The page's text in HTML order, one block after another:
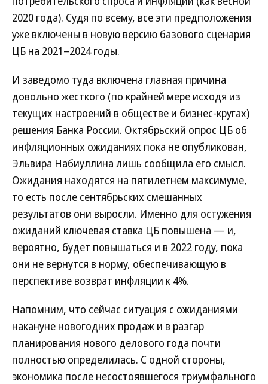
2020 года). Судя по всему, все эти предположения
уже включены в новую версию базового сценария
ЦБ на 2021–2024 годы.
И заведомо туда включена главная причина
довольно жесткого (по крайней мере исходя из
текущих настроений в обществе и бизнес-кругах)
решения Банка России. Октябрьский опрос ЦБ об
инфляционных ожиданиях пока не опубликован,
Эльвира Набиуллина лишь сообщила его смысл.
Ожидания находятся на пятилетнем максимуме,
то есть после сентябрьских смешанных
результатов они выросли. Именно для остужения
ожиданий ключевая ставка ЦБ повышена — и,
вероятно, будет повышаться и в 2022 году, пока
они не вернутся в норму, обеспечивающую в
перспективе возврат инфляции к 4%.
Напомним, что сейчас ситуация с ожиданиями
накануне новогодних продаж и в разгар
планирования нового делового года почти
полностью определилась. С одной стороны,
экономика после несостоявшегося триумфального